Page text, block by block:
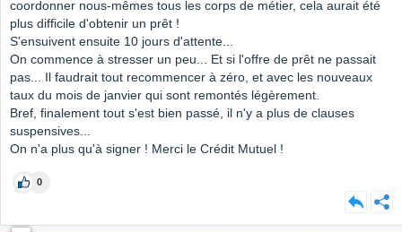
coordonner nous-mêmes tous les corps de métier, cela aurait été
plus difficile d'obtenir un prêt !
S'ensuivent ensuite 10 jours d'attente...
On commence à stresser un peu... Et si l'offre de prêt ne passait
pas... Il faudrait tout recommencer à zéro, et avec les nouveaux
taux du mois de janvier qui sont remontés légèrement.
Bref, finalement tout s'est bien passé, il n'y a plus de clauses
suspensives...
On n'a plus qu'à signer ! Merci le Crédit Mutuel !
0